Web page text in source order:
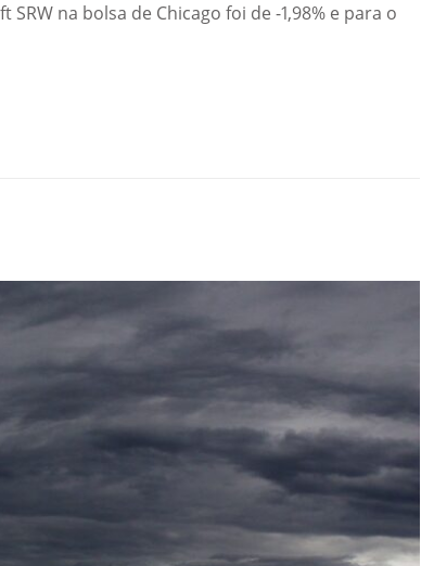
na bolsa de Chicago foi de -1,98% e para o